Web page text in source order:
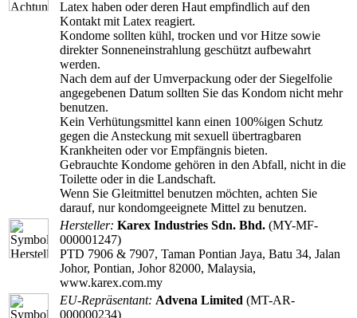
Latex haben oder deren Haut empfindlich auf den
Kontakt mit Latex reagiert.
Kondome sollten kühl, trocken und vor Hitze sowie
direkter Sonneneinstrahlung geschützt aufbewahrt
werden.
Nach dem auf der Umverpackung oder der Siegelfolie
angegebenen Datum sollten Sie das Kondom nicht mehr
benutzen.
Kein Verhütungsmittel kann einen 100%igen Schutz
gegen die Ansteckung mit sexuell übertragbaren
Krankheiten oder vor Empfängnis bieten.
Gebrauchte Kondome gehören in den Abfall, nicht in die
Toilette oder in die Landschaft.
Wenn Sie Gleitmittel benutzen möchten, achten Sie
darauf, nur kondomgeeignete Mittel zu benutzen.
Hersteller: Karex Industries Sdn. Bhd. (MY-MF-
000001247)
PTD 7906 & 7907, Taman Pontian Jaya, Batu 34, Jalan
Johor, Pontian, Johor 82000, Malaysia,
www.karex.com.my
EU-Repräsentant: Advena Limited (MT-AR-
000000234)